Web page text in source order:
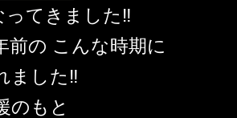
ってきました‼️
前の こんな時期に
ました‼️
のもと